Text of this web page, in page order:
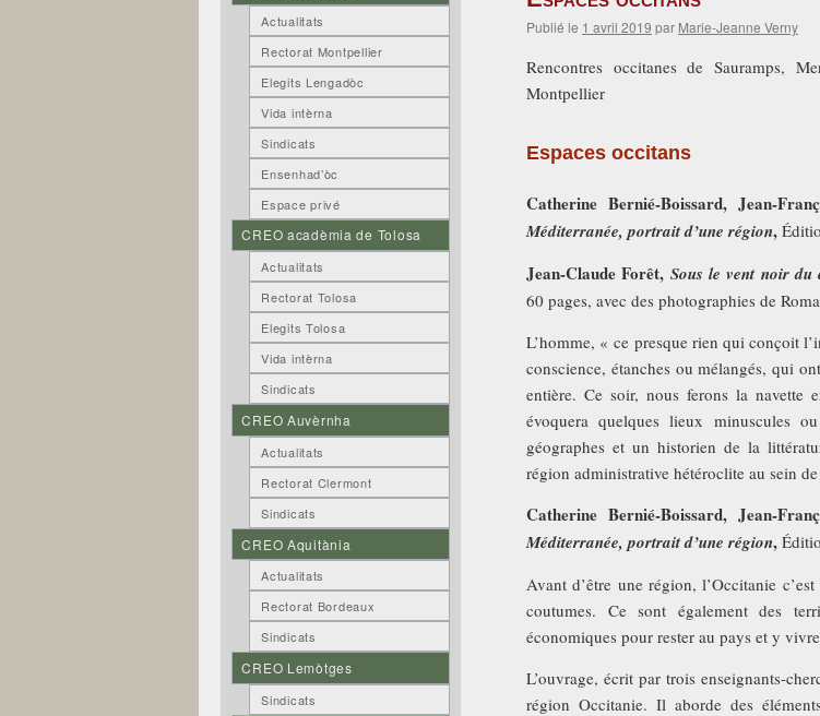
Publié le 1 avril 2019 par Marie-Jeanne Verny
Rencontres occitanes de Sauramps,
Montpellier
Espaces occitans
Catherine Bernié-Boissard, Jean-
Méditerranée, portrait d’une région,
Jean-Claude Forêt, Sous le vent noir du
60 pages, avec des photographies de
L’homme, « ce presque rien qui conçoit
conscience, étanches ou mélangés, qui
entière. Ce soir, nous ferons la navette
évoquera quelques lieux minuscules
géographes et un historien de la
région administrative hétéroclite au sein
Catherine Bernié-Boissard, Jean-
Méditerranée, portrait d’une région,
Avant d’être une région, l’Occitanie
coutumes. Ce sont également des
économiques pour rester au pays et y
L’ouvrage, écrit par trois enseignants-
région Occitanie. Il aborde des
Actualitats
Rectorat Montpellier
Elegits Lengadòc
Vida intèrna
Sindicats
Ensenhad’òc
Espace privé
CREO acadèmia de Tolosa
Actualitats
Rectorat Tolosa
Elegits Tolosa
Vida intèrna
Sindicats
CREO Auvèrnha
Actualitats
Rectorat Clermont
Sindicats
CREO Aquitània
Actualitats
Rectorat Bordeaux
Sindicats
CREO Lemòtges
Sindicats